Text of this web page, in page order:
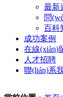
最新
問
百科
成功案例
在線(xiàn)
人才招聘
聯(lián)系